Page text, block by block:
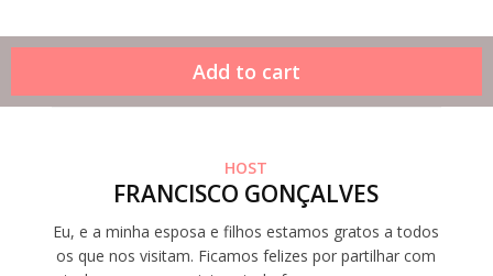
HOST
FRANCISCO GONÇALVES
Eu, e a minha esposa e filhos estamos gratos a todos
os que nos visitam. Ficamos felizes por partilhar com